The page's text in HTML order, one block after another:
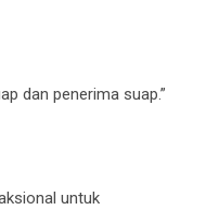
dan penerima suap.”
untuk